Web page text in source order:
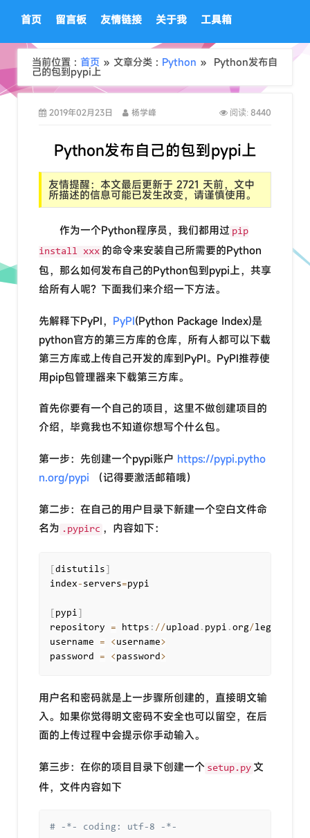
首页 留言板 友情链接 关于我 工具箱
当前位置 : 首页 » 文章分类 : Python » Python发布自
己的包到pypi上
2019年02月23日 杨学峰 阅读: 8440
Python发布自己的包到pypi上
友情提醒：本文最后更新于 2721 天前，文中
所描述的信息可能已发生改变，请谨慎使用。
作为一个Python程序员，我们都用过 pip
install xxx 的命令来安装自己所需要的Python
包，那么如何发布自己的Python包到pypi上，共享
给所有人呢？下面我们来介绍一下方法。
先解释下PyPI， PyPI(Python Package Index)是
python官方的第三方库的仓库，所有人都可以下载
第三方库或上传自己开发的库到PyPI。PyPI推荐使
用pip包管理器来下载第三方库。
首先你要有一个自己的项目，这里不做创建项目的
介绍，毕竟我也不知道你想写个什么包。
第一步：先创建一个pypi账户 https://pypi.pytho
n.org/pypi （记得要激活邮箱哦）
第二步：在自己的用户目录下新建一个空白文件命
名为 .pypirc ，内容如下：
distutils
index- servers=pypi
pypi
repository = https : // upload . pypi . org/ legacy
username = < username>
password = < password >
用户名和密码就是上一步骤所创建的，直接明文输
入。如果你觉得明文密码不安全也可以留空，在后
面的上传过程中会提示你手动输入。
第三步：在你的项目目录下创建一个 setup.py 文
件，文件内容如下
# -*- coding: utf-8 -*-